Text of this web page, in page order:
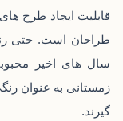
قابلیت ایجاد طرح
طراحان است. حتی
سال‌ های اخیر
زمستانی به‌ عنوان
گیرند.